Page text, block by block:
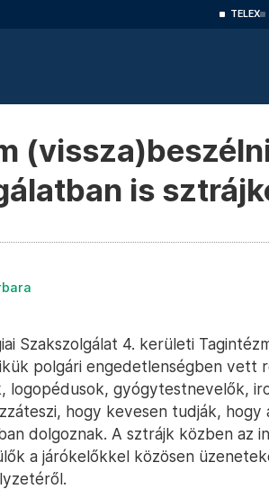
TELEX
is
Szakszolgálat 4. kerületi
polgári engedetlenségben vett
logopédusok, gyógytestnevelők,
hogy kevesen tudják, hogy
dolgoznak. A sztrájk közben az
a járókelőkkel közösen